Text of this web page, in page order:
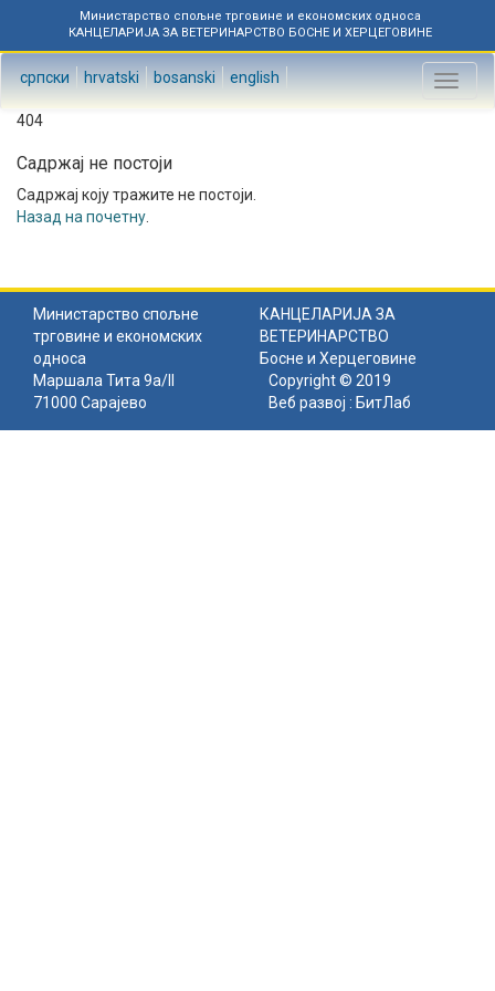
Министарство спољне трговине и економских односа
КАНЦЕЛАРИЈА ЗА ВЕТЕРИНАРСТВО БОСНЕ И ХЕРЦЕГОВИНЕ
српски hrvatski bosanski english
Toggle
404
Садржај не постоји
Садржај коју тражите не постоји.
Назад на почетну
Министарство спољне
трговине и економских
односа
КАНЦЕЛАРИЈА ЗА
ВЕТЕРИНАРСТВО
Босне и Херцеговине
Маршала Тита 9а/II
71000 Сарајево
Copyright © 2019
Веб развој : БитЛаб